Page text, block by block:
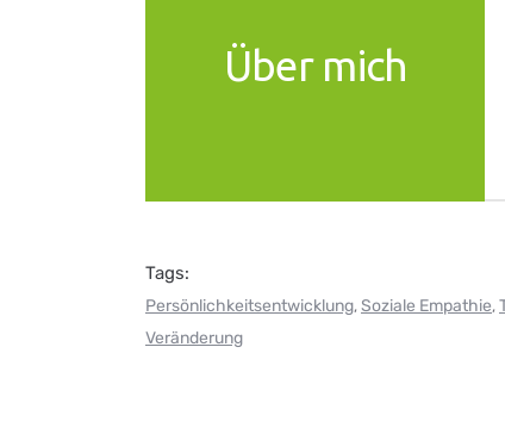
Über mich
Tags:
Persönlichkeitsentwicklung, Soziale Empathie,
Veränderung